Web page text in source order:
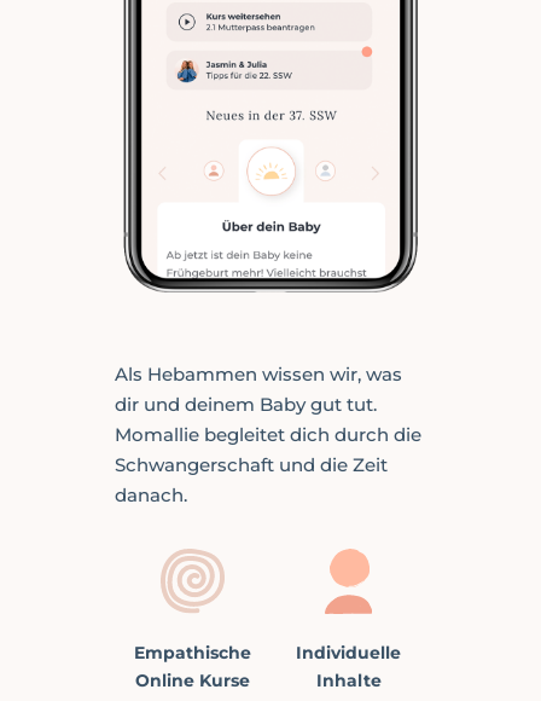
Als Hebammen wissen wir, was
dir und deinem Baby gut tut.
Momallie begleitet dich durch die
Schwangerschaft und die Zeit
danach.
Empathische
Online Kurse
Individuelle
Inhalte